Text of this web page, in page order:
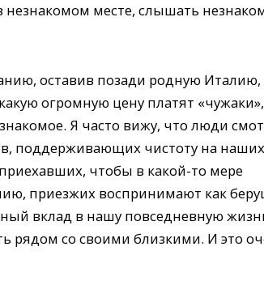
незнакомом месте, слышать
оставив позади родную Италию,
огромную цену платят «чужаки»,
Я часто вижу, что люди
поддерживающих чистоту на
чтобы в какой-то мере
приезжих воспринимают как
вклад в нашу повседневную
рядом со своими близкими. И это